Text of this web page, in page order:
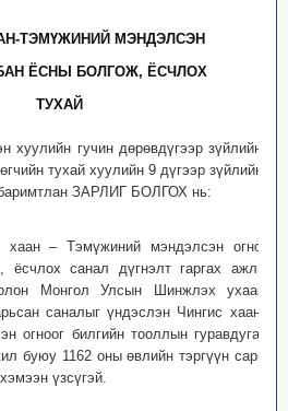
ТЭМҮЖИНИЙ МЭНДЭЛСЭН
ЁСНЫ БОЛГОЖ, ЁСЧЛОХ
ТУХАЙ
хуулийн гучин дөрөвдүгээр зүйлийн 1
тухай хуулийн 9 дүгээр зүйлийн 1
баримтлан ЗАРЛИГ БОЛГОХ нь:
хаан – Тэмүжиний мэндэлсэн огноог
санал дүгнэлт гаргах ажлын
Монгол Улсын Шинжлэх ухааны
саналыг үндэслэн Чингис хаан –
огноог билгийн тооллын гуравдугаар
буюу 1162 оны өвлийн тэргүүн сарын
үзсүгэй.